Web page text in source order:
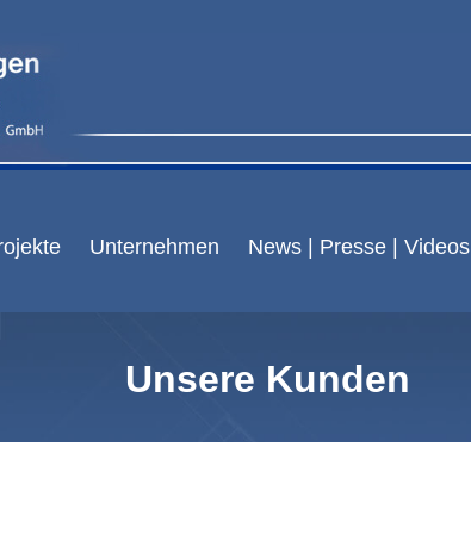
Unternehmen News | Presse | Videos
Unsere Kunden